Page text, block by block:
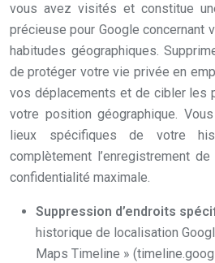
vous avez visités et constitue
précieuse pour Google concernant
habitudes géographiques.
de protéger votre vie privée en
vos déplacements et de cibler les
votre position géographique.
lieux spécifiques de votre
complètement l’enregistrement
confidentialité maximale.
Suppression d’endroits
historique de localisation
Maps Timeline »